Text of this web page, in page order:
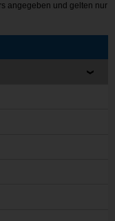
angegeben und gelten nur